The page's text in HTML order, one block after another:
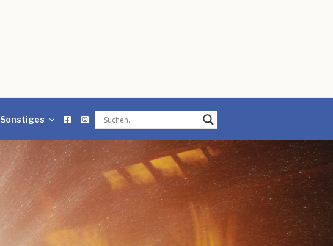
Sonstiges